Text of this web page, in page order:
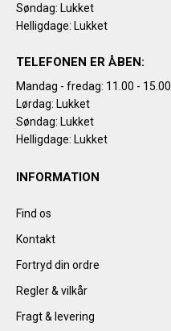
Søndag: Lukket
Helligdage: Lukket
TELEFONEN ER ÅBEN:
Mandag - fredag: 11.00 - 15.00
Lørdag: Lukket
Søndag: Lukket
Helligdage: Lukket
INFORMATION
Find os
Kontakt
Fortryd din ordre
Regler & vilkår
Fragt & levering